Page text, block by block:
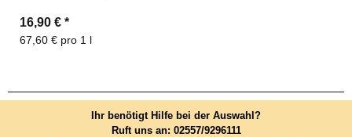
16,90 € *
67,60 € pro 1 l
Ihr benötigt Hilfe bei der Auswahl?
Ruft uns an: 02557/9296111